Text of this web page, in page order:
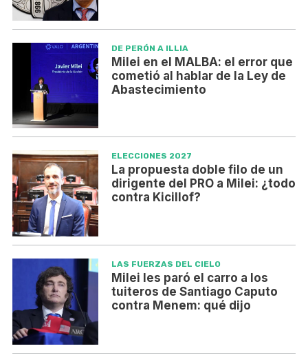
DE PERÓN A ILLIA
Milei en el MALBA: el error que
cometió al hablar de la Ley de
Abastecimiento
ELECCIONES 2027
La propuesta doble filo de un
dirigente del PRO a Milei: ¿todo
contra Kicillof?
LAS FUERZAS DEL CIELO
Milei les paró el carro a los
tuiteros de Santiago Caputo
contra Menem: qué dijo